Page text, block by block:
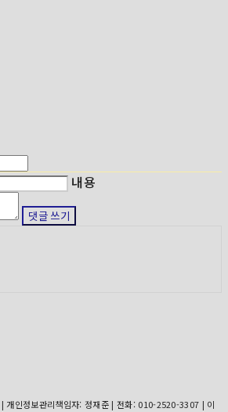
내용
댓글 쓰기
개인정보관리책임자: 정재준 | 전화: 010-2520-3307 | 이